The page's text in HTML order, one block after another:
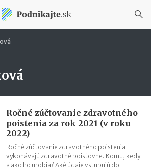
Ročné zúčtovanie zdravotného
poistenia za rok 2021 (v roku
2022)
Ročné zúčtovanie zdravotného poistenia
vykonávajú zdravotné poisťovne. Komu, kedy
a ako ho urobia? Aké údaje vstupujú do